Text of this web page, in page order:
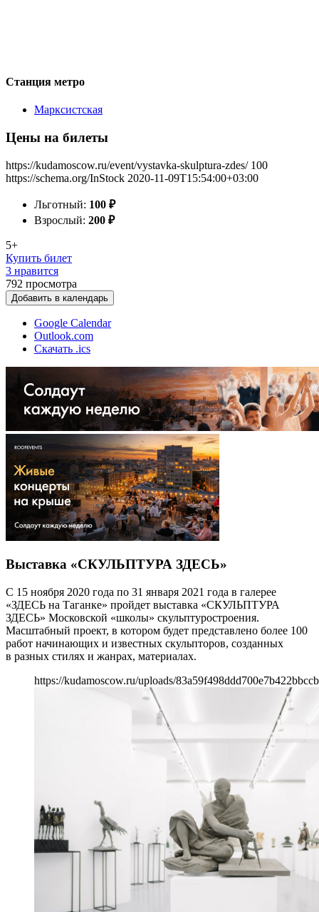
Станция метро
Марксистская
Цены на билеты
https://kudamoscow.ru/event/vystavka-skulptura-zdes/ 100
https://schema.org/InStock 2020-11-09T15:54:00+03:00
Льготный: 100 ₽
Взрослый: 200 ₽
5+
Купить билет
3 нравится
792 просмотра
Добавить в календарь
Google Calendar
Outlook.com
Скачать .ics
Выставка «СКУЛЬПТУРА ЗДЕСЬ»
С 15 ноября 2020 года по 31 января 2021 года в галерее
«ЗДЕСЬ на Таганке» пройдет выставка «СКУЛЬПТУРА
ЗДЕСЬ» Московской «школы» скульптуростроения.
Масштабный проект, в котором будет представлено более 100
работ начинающих и известных скульпторов, созданных
в разных стилях и жанрах, материалах.
https://kudamoscow.ru/uploads/